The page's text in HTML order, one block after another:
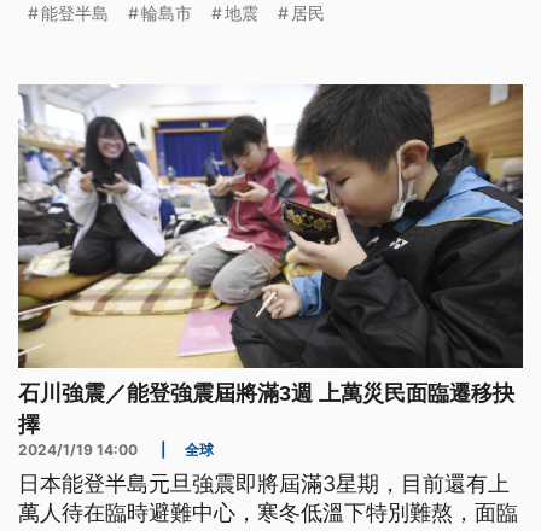
能登半島 輪島市 地震 居民
石川強震／能登強震屆將滿3週 上萬災民面臨遷移抉
擇
2024/1/19 14:00 全球
日本能登半島元旦強震即將屆滿3星期，目前還有上
萬人待在臨時避難中心，寒冬低溫下特別難熬，面臨